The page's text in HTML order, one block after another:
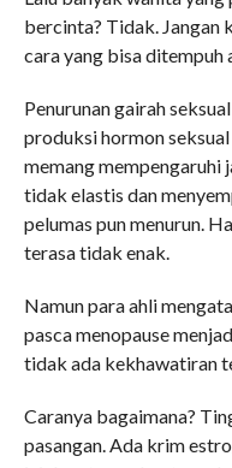
bercinta? Tidak. Jangan
cara yang bisa
Penurunan gairah
produksi hormon
memang mempengaruhi
tidak elastis dan
pelumas pun menurun.
terasa tidak enak.
Namun para ahli
pasca menopause
tidak ada kekhawatiran
Caranya bagaimana?
pasangan. Ada krim